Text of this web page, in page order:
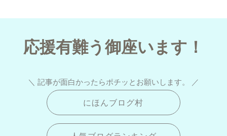
応援有難う御座います！
＼ 記事が面白かったらポチッとお願いします。 ／
にほんブログ村